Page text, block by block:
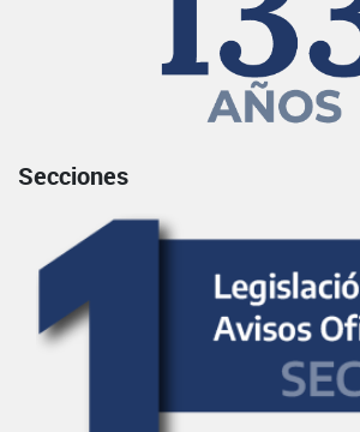
Secciones